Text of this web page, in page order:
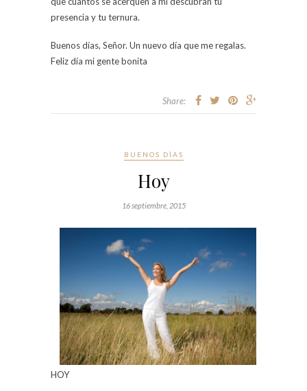
presencia y tu ternura.
Buenos días, Señor. Un nuevo día que me regalas.
Feliz día mi gente bonita
Share:
BUENOS DÌAS
Hoy
16 septiembre, 2015
HOY